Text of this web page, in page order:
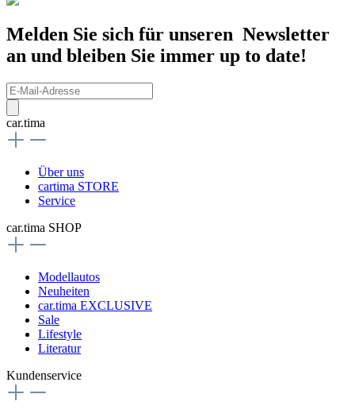
Melden Sie sich für unseren Newsletter
an und bleiben Sie immer up to date!
car.tima
Über uns
cartima STORE
Service
car.tima SHOP
Modellautos
Neuheiten
car.tima EXCLUSIVE
Sale
Lifestyle
Literatur
Kundenservice